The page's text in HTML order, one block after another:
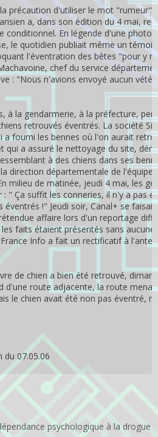
précaution d'utiliser le mot "rumeur"
a, dans son édition du 4 mai,
conditionnel. En légende d'une photo
le quotidien publiait même un
l'éventration des bêtes "pour y
chef du service
: "Nous n'avions envoyé aucun
à la gendarmerie, à la préfecture,
retrouvés éventrés. La société
a fourni les bennes où l'on aurait
qui a assuré le nettoyage du site,
à des chiens dans ses
direction départementale de
milieu de matinée, jeudi 4 mai, les
" Ça suffit les conneries, il n'y a pas
éventrés !" Jeudi soir, Canal+ se
affaire lors d'un reportage
faits étaient présentés sans aucune
Info a fait un rectificatif à
de chien a bien été retrouvé,
d'une route adjacente, la route
le chien avait été non pas éventré,
du 07.05.06
psychologique à la drogue